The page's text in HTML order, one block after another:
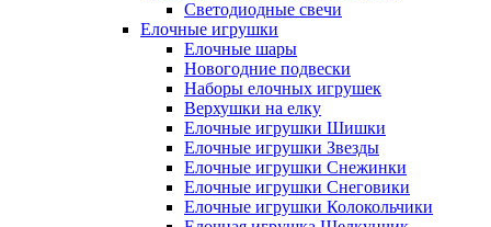
Светодиодные свечи
Елочные игрушки
Елочные шары
Новогодние подвески
Наборы елочных игрушек
Верхушки на елку
Елочные игрушки Шишки
Елочные игрушки Звезды
Елочные игрушки Снежинки
Елочные игрушки Снеговики
Елочные игрушки Колокольчики